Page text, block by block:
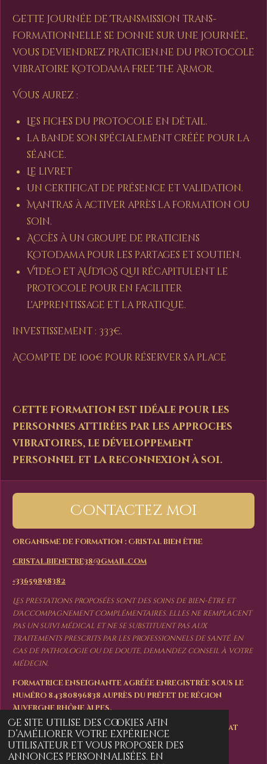
Ce site utilise des cookies afin
d’améliorer votre expérience
utilisateur et vous proposer des
annonces personnalisées. En
Cette journée de Transmission trans-
formationnelle se donne sur une journée,
vous deviendrez Praticien.ne du protocole
vibratoire Kotodama Free The Armor.
Vous aurez :
Les fiches du protocole en détail.
la bande son spécialement créée pour la
séance.
Le livret
un certificat de présence et validation.
Mantras à activer après la formation ou
soin.
Accès à un groupe de praticiens
Kotodama pour les partages et soutien.
VIDEO et AUDIOS qui récapitulent le
protocole pour en faciliter
l'apprentissage et la pratique.
investissement : 333€.
Acompte de 100€ pour réserver sa place
Cette formation est idéale pour les
personnes attirées par les approches
vibratoires, le développement
personnel et la reconnexion à soi.
Contactez moi
Organisme de formation : Cristal bien être
cristal.bienetre38@gmail.com
+33659898382
Les prestations proposées sont des soins de bien-être et
d'accompagnement complémentaires. Elles ne remplacent
pas un suivi médical et ne se substituent pas aux
traitements prescrits par les professionnels de santé. En
cas de pathologie ou de doute, demandez conseil à votre
médecin.
Formatrice enseignante agréée enregistrée sous le
numéro 84380896838 auprès du préfet de région
Auvergne Rhône Alpes.
Cet enregistrement ne vaut pas agrément de l'Etat
Tous droits réservés
© 2023 - 2026 Cristal bien-être et formations